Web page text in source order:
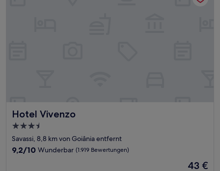
Hotel Vivenzo
Hotel Vivenzo
3.5-
Sterne-
Unterkunft
Savassi, 8,8 km von Goiânia entfernt
9.2
9,2/10 Wunderbar (1.919 Bewertungen)
Der
43 €